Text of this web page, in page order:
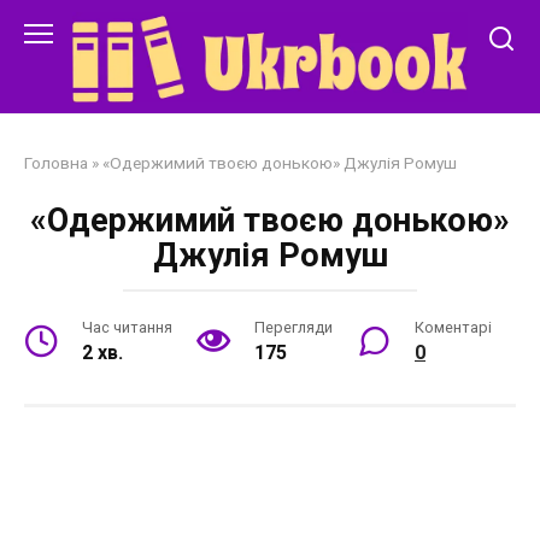
Головна » «Одержимий твоєю донькою» Джулія Ромуш
«Одержимий твоєю донькою»
Джулія Ромуш
Час читання
2 хв.
Перегляди
175
Коментарі
0